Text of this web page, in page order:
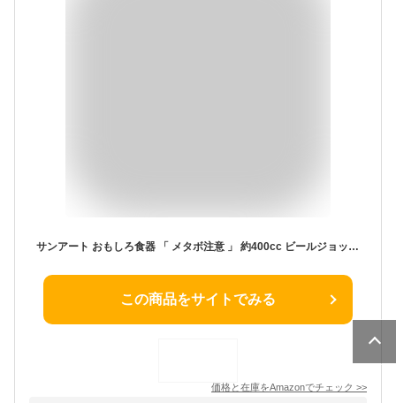
サンアート おもしろ食器 「 メタボ注意 」 約400cc ビールジョッキ おもしろ ジョッキグラス お酒好き プレゼント 男性 女性 お父さん 誕生日プレゼント 父の日プレゼント 面白い 退職祝い 忘年会 SAN1975
この商品をサイトでみる
価格と在庫をAmazonでチェック >>